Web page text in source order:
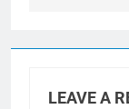
LEAVE A